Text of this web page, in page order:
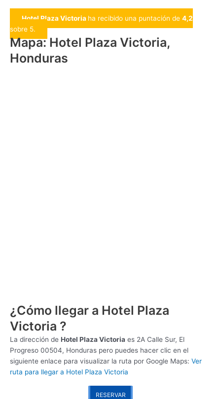
Hotel Plaza Victoria ha recibido una puntación de 4,2
sobre 5.
Mapa: Hotel Plaza Victoria,
Honduras
¿Cómo llegar a Hotel Plaza
Victoria ?
La dirección de Hotel Plaza Victoria es 2A Calle Sur, El
Progreso 00504, Honduras pero puedes hacer clic en el
siguiente enlace para visualizar la ruta por Google Maps: Ver
ruta para llegar a Hotel Plaza Victoria
RESERVAR